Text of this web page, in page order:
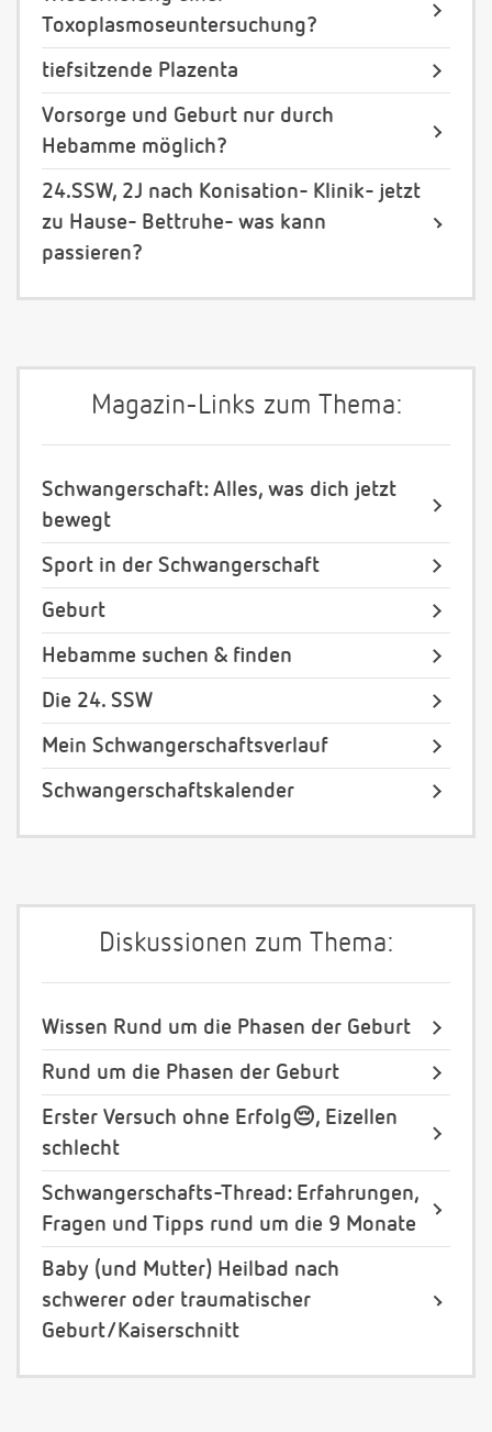
Toxoplasmoseuntersuchung?
tiefsitzende Plazenta
Vorsorge und Geburt nur durch
Hebamme möglich?
24.SSW, 2J nach Konisation- Klinik- jetzt
zu Hause- Bettruhe- was kann
passieren?
Magazin-Links zum Thema:
Schwangerschaft: Alles, was dich jetzt
bewegt
Sport in der Schwangerschaft
Geburt
Hebamme suchen & finden
Die 24. SSW
Mein Schwangerschaftsverlauf
Schwangerschaftskalender
Diskussionen zum Thema:
Wissen Rund um die Phasen der Geburt
Rund um die Phasen der Geburt
Erster Versuch ohne Erfolg😔, Eizellen
schlecht
Schwangerschafts-Thread: Erfahrungen,
Fragen und Tipps rund um die 9 Monate
Baby (und Mutter) Heilbad nach
schwerer oder traumatischer
Geburt/Kaiserschnitt